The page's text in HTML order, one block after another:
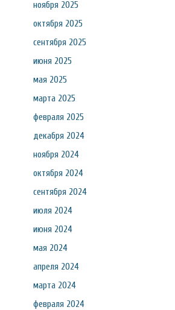
ноября 2025
октября 2025
сентября 2025
июня 2025
мая 2025
марта 2025
февраля 2025
декабря 2024
ноября 2024
октября 2024
сентября 2024
июля 2024
июня 2024
мая 2024
апреля 2024
марта 2024
февраля 2024